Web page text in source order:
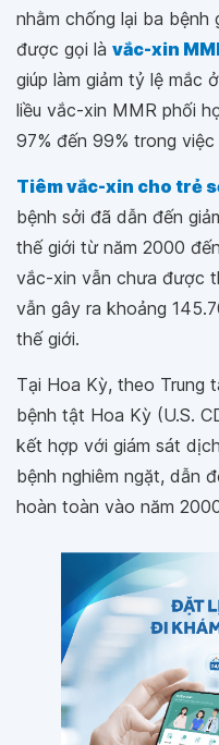
nhằm chống lại ba bệnh
được gọi là vắc-xin
giúp làm giảm tỷ lệ mắc
liều vắc-xin MMR phối
97% đến 99% trong
Tiêm vắc-xin cho trẻ
bệnh sởi đã dẫn đến
thế giới từ năm 2000
vắc-xin vẫn chưa được
vẫn gây ra khoảng
thế giới.
Tại Hoa Kỳ, theo Trung
bệnh tật Hoa Kỳ (U.S.
kết hợp với giám sát
bệnh nghiêm ngặt, dẫn
hoàn toàn vào năm